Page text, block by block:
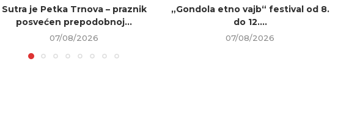
Sutra je Petka Trnova – praznik
posvećen prepodobnoj...
07/08/2026
„Gondola etno vajb“ festival od 8.
do 12....
07/08/2026